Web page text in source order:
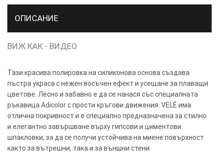
ОПИСАНИЕ
ВИЖ КАК - ВИДЕО
Тази красива полировка на силиконова основа създава
пъстра украса с нежен восъчен ефект и усещане за плаващи
цветове. Лесно и забавно е да се нанася със специалната
ръкавица Adicolor с прости кръгови движения. VELÉ има
отлична покривност и е специално предназначена за стилно
и елегантно завършване върху гипсови и циментови
шпакловки, за да се получи устойчива на миене повърхност
както за вътрешни, така и за външни стени.
МОЖЕТЕ
ДА
НАМЕРИТЕ
УСЛУГИ ОПЦИИ
Google